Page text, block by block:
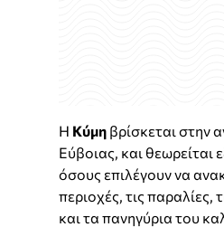
Η Κύμη βρίσκεται στην
Εύβοιας, και θεωρείται
όσους επιλέγουν να
περιοχές, τις παραλίες,
και τα πανηγύρια του